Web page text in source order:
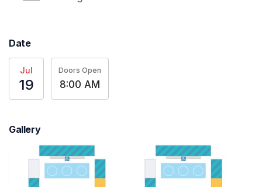
Date
Jul
19
Doors Open
8:00 AM
Gallery